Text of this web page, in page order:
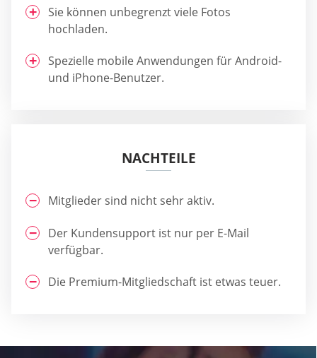
Sie können unbegrenzt viele Fotos
hochladen.
Spezielle mobile Anwendungen für Android-
und iPhone-Benutzer.
NACHTEILE
Mitglieder sind nicht sehr aktiv.
Der Kundensupport ist nur per E-Mail
verfügbar.
Die Premium-Mitgliedschaft ist etwas teuer.